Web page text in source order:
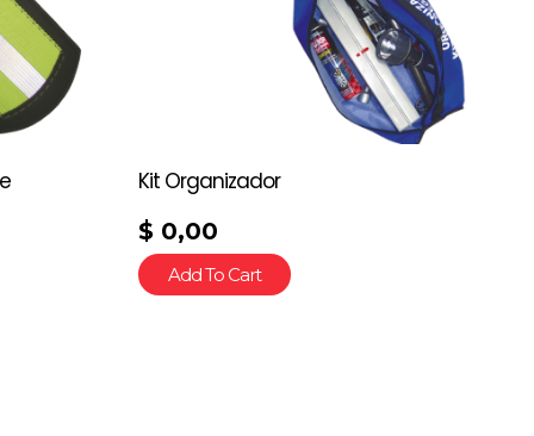
Kit Organizador
$ 0,00
Add To Cart